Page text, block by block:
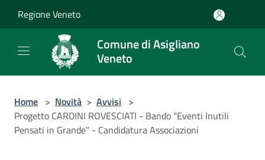
Regione Veneto
Comune di Asigliano
Veneto
Home > Novità > Avvisi >
Progetto CARDINI ROVESCIATI - Bando "Eventi Inutili
Pensati in Grande" - Candidatura Associazioni